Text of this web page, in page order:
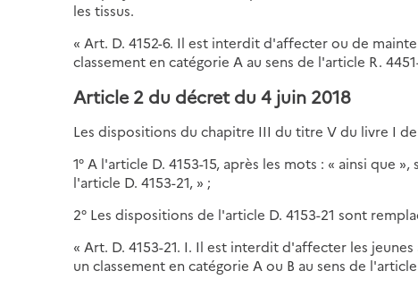
les tissus.
« Art. D. 4152-6. Il est interdit d'affecter ou de
classement en catégorie A au sens de l'article R.
Article 2 du décret du 4 juin 2018
Les dispositions du chapitre III du titre V du livre I
1° A l'article D. 4153-15, après les mots : « ainsi que
l'article D. 4153-21, » ;
2° Les dispositions de l'article D. 4153-21 sont
« Art. D. 4153-21. I. Il est interdit d'affecter les
un classement en catégorie A ou B au sens de l'article